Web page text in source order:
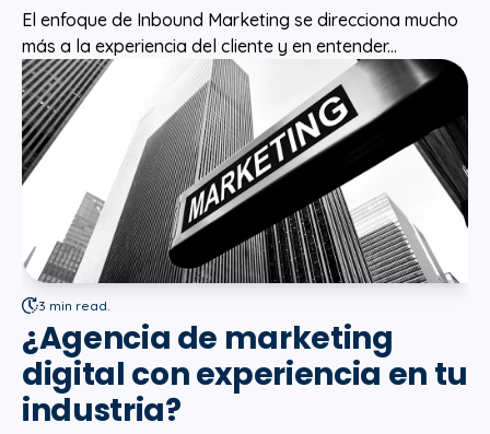
El enfoque de Inbound Marketing se direcciona mucho
más a la experiencia del cliente y en entender...
3 min read.
¿Agencia de marketing
digital con experiencia en tu
industria?